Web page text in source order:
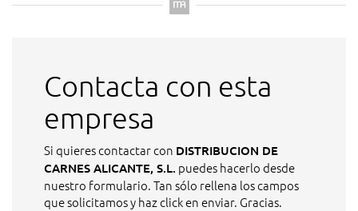
Contacta con esta
empresa
Si quieres contactar con DISTRIBUCION DE
CARNES ALICANTE, S.L. puedes hacerlo desde
nuestro formulario. Tan sólo rellena los campos
que solicitamos y haz click en enviar. Gracias.